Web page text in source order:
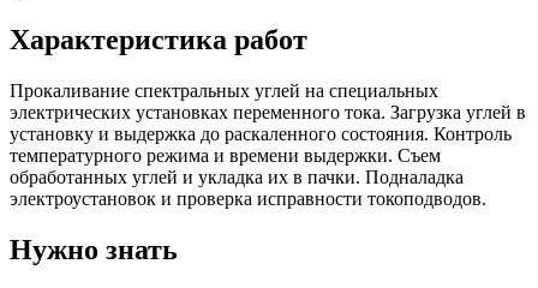
Характеристика работ
Прокаливание спектральных углей на специальных
электрических установках переменного тока. Загрузка углей в
установку и выдержка до раскаленного состояния. Контроль
температурного режима и времени выдержки. Съем
обработанных углей и укладка их в пачки. Подналадка
электроустановок и проверка исправности токоподводов.
Нужно знать